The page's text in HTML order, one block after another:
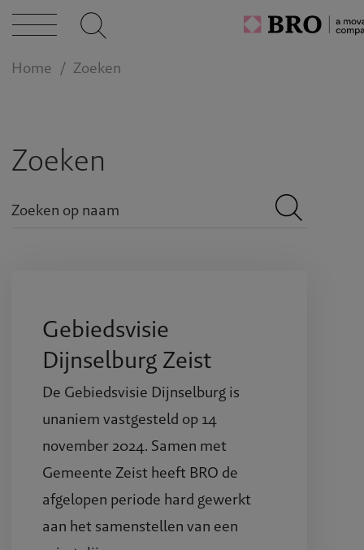
Home Zoeken
Zoeken
Gebiedsvisie
Dijnselburg Zeist
De Gebiedsvisie Dijnselburg is
unaniem vastgesteld op 14
november 2024. Samen met
Gemeente Zeist heeft BRO de
afgelopen periode hard gewerkt
aan het samenstellen van een